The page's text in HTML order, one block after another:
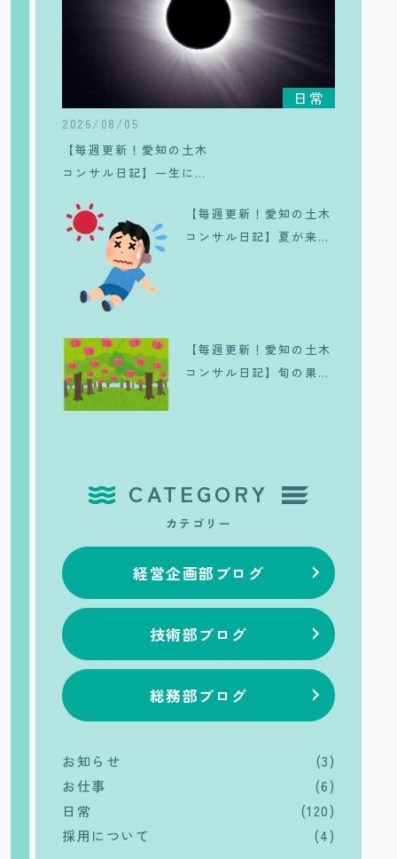
日常
2026/08/05
【毎週更新！愛知の土木
コンサル日記】一生に一
食のリアル
【毎週更新！愛知の土木
コンサル日記】夏が来
【毎週更新！愛知の土木
コンサル日記】旬の果実
CATEGORY
カテゴリー
経営企画部ブログ
技術部ブログ
総務部ブログ
お知らせ
(3)
お仕事
(6)
日常
(120)
採用について
(4)